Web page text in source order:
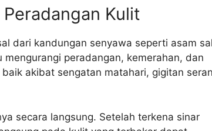
Kulit
dari kandungan senyawa seperti asam
peradangan, kemerahan, dan
akibat sengatan matahari, gigitan
secara langsung. Setelah terkena sinar